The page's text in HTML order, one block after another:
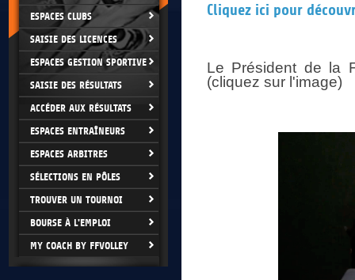
ESPACES CLUBS
SAISIE DES LICENCES
ESPACES GESTION SPORTIVE
SAISIE DES RÉSULTATS
ACCÉDER AUX RÉSULTATS
ESPACES ENTRAÎNEURS
ESPACES ARBITRES
SÉLECTIONS EN PÔLES
TROUVER UN TOURNOI
BOURSE À L'EMPLOI
MY COACH BY FFVOLLEY
Cliquez ici pour
Le Président de la
(cliquez sur l'image)